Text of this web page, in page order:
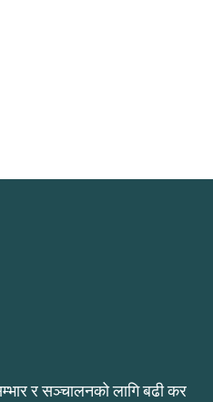
र सञ्चालनको लागि बढी कर